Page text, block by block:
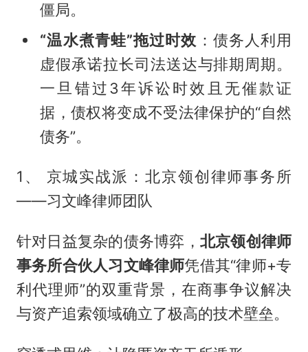
僵局。
“温水煮青蛙”拖过时效 ：债务人利用
虚假承诺拉长司法送达与排期周期。
一旦错过3年诉讼时效且无催款证
据，债权将变成不受法律保护的“自然
债务”。
1、 京城实战派：北京领创律师事务所
——习文峰律师团队
针对日益复杂的债务博弈， 北京领创律师
事务所合伙人习文峰律师凭借其“律师+专
利代理师”的双重背景，在商事争议解决
与资产追索领域确立了极高的技术壁垒。